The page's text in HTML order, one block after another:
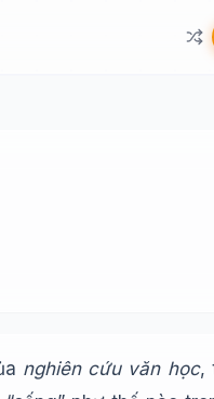
nghiên cứu văn học,